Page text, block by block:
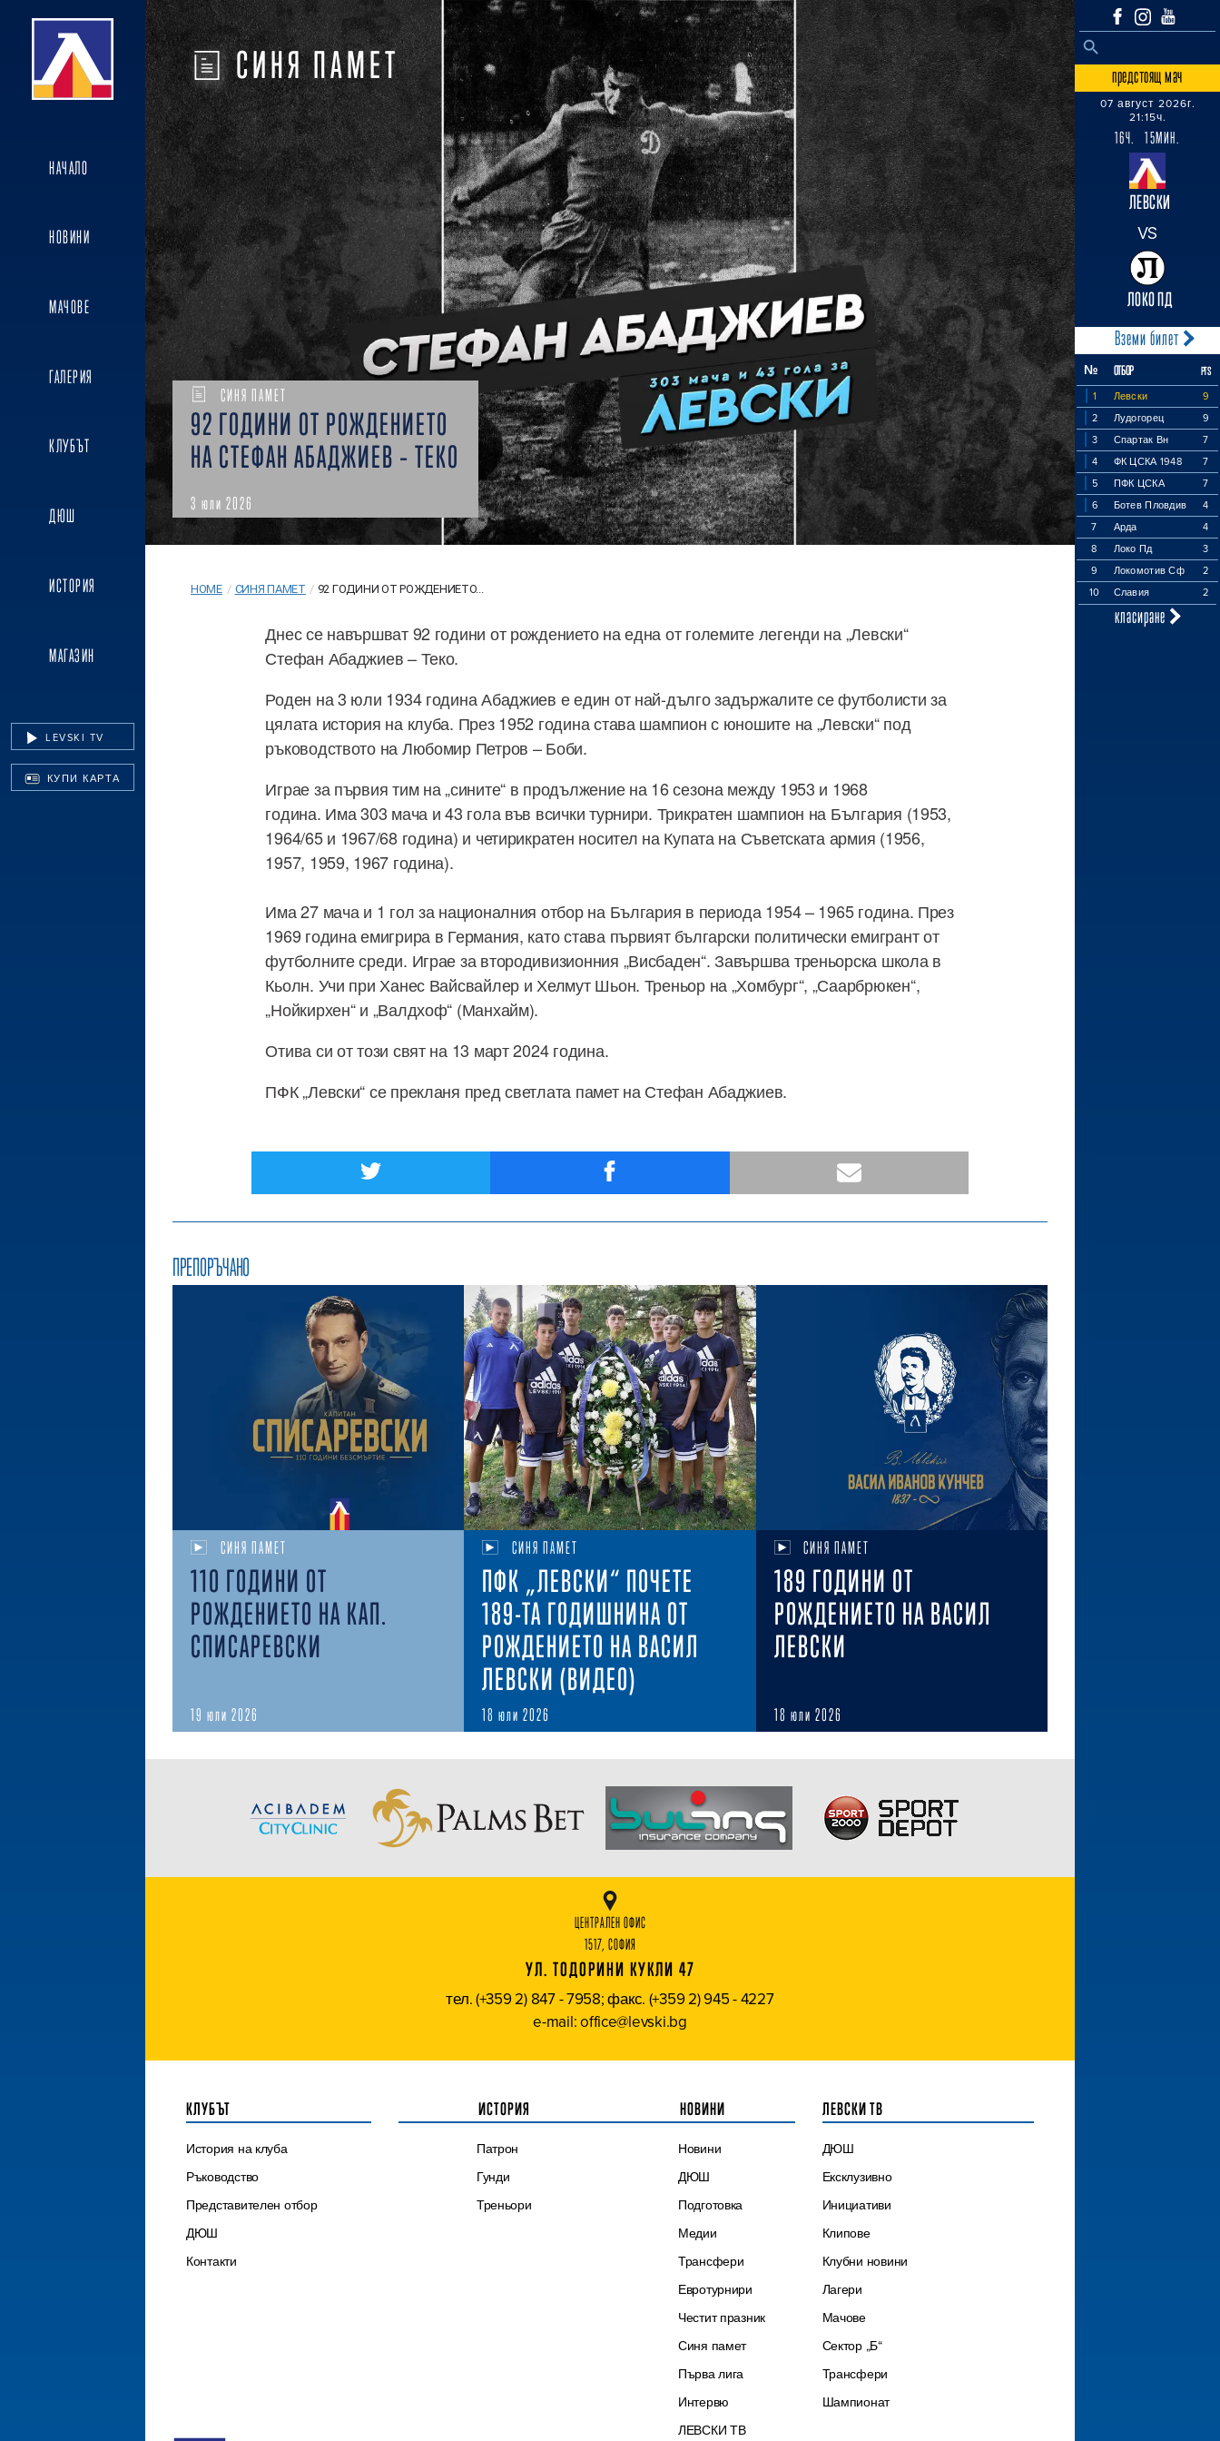
НАЧАЛО
НОВИНИ
МАЧОВЕ
ГАЛЕРИЯ
КЛУБЪТ
ДЮШ
ИСТОРИЯ
МАГАЗИН
LEVSKI TV
КУПИ КАРТА
Search
SEARCH BUTTON
предстоящ мач
07 август 2026г.
21:15ч.
16Ч. 15МИН.
ЛЕВСКИ
VS
ЛОКО ПД
Вземи билет
№ ОТБОР PTS
1 Левски
9
2
Лудогорец
9
3
Спартак Вн
7
4
ФК ЦСКА 1948
7
5
ПФК ЦСКА
7
6
Ботев Пловдив
4
7
Арда
4
8
Локо Пд
3
9
Локомотив Сф
2
10
Славия 2
класиране
СИНЯ ПАМЕТ
СИНЯ ПАМЕТ
92 ГОДИНИ ОТ РОЖДЕНИЕТО
НА СТЕФАН АБАДЖИЕВ – ТЕКО
3 юли 2026
HOME / СИНЯ ПАМЕТ / 92 ГОДИНИ ОТ РОЖДЕНИЕТО...
Днес се навършват 92 години от рождението на една от големите легенди на „Левски“
Стефан Абаджиев – Теко.
Роден на 3 юли 1934 година Абаджиев е един от най-дълго задържалите се футболисти за
цялата история на клуба. През 1952 година става шампион с юношите на „Левски“ под
ръководството на Любомир Петров – Боби.
Играе за първия тим на „сините“ в продължение на 16 сезона между 1953 и 1968
година. Има 303 мача и 43 гола във всички турнири. Трикратен шампион на България (1953,
1964/65 и 1967/68 година) и четирикратен носител на Купата на Съветската армия (1956,
1957, 1959, 1967 година).
Има 27 мача и 1 гол за националния отбор на България в периода 1954 – 1965 година. През
1969 година емигрира в Германия, като става първият български политически емигрант от
футболните среди. Играе за втородивизионния „Висбаден“. Завършва треньорска школа в
Кьолн. Учи при Ханес Вайсвайлер и Хелмут Шьон. Треньор на „Хомбург“, „Саарбрюкен“,
„Нойкирхен“ и „Валдхоф“ (Манхайм).
Отива си от този свят на 13 март 2024 година.
ПФК „Левски“ се прекланя пред светлата памет на Стефан Абаджиев.
ПРЕПОРЪЧАНО
СИНЯ ПАМЕТ
110 ГОДИНИ ОТ
РОЖДЕНИЕТО НА КАП.
СПИСАРЕВСКИ
19 юли 2026
СИНЯ ПАМЕТ
ПФК „ЛЕВСКИ“ ПОЧЕТЕ
189-ТА ГОДИШНИНА ОТ
РОЖДЕНИЕТО НА ВАСИЛ
ЛЕВСКИ (ВИДЕО)
18 юли 2026
СИНЯ ПАМЕТ
189 ГОДИНИ ОТ
РОЖДЕНИЕТО НА ВАСИЛ
ЛЕВСКИ
18 юли 2026
ЦЕНТРАЛЕН ОФИС
1517, СОФИЯ
УЛ. ТОДОРИНИ КУКЛИ 47
тел. (+359 2) 847 - 7958; факс. (+359 2) 945 - 4227
e-mail: office@levski.bg
КЛУБЪТ
История на клуба
Ръководство
Представителен отбор
ДЮШ
Контакти
ИСТОРИЯ
Патрон
Гунди
Треньори
НОВИНИ
Новини
ДЮШ
Подготовка
Медии
Трансфери
Евротурнири
Честит празник
Синя памет
Първа лига
Интервю
ЛЕВСКИ ТВ
ЛЕВСКИ ТВ
ДЮШ
Ексклузивно
Инициативи
Клипове
Клубни новини
Лагери
Мачове
Сектор „Б“
Трансфери
Шампионат